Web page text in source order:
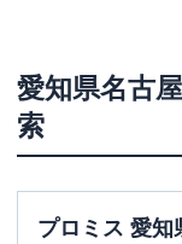
愛知県名古
索
プロミス 愛知